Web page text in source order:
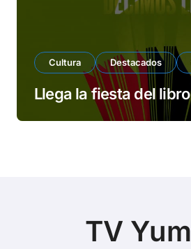
Cultura Destacados
Llega la fiesta del libro
TV